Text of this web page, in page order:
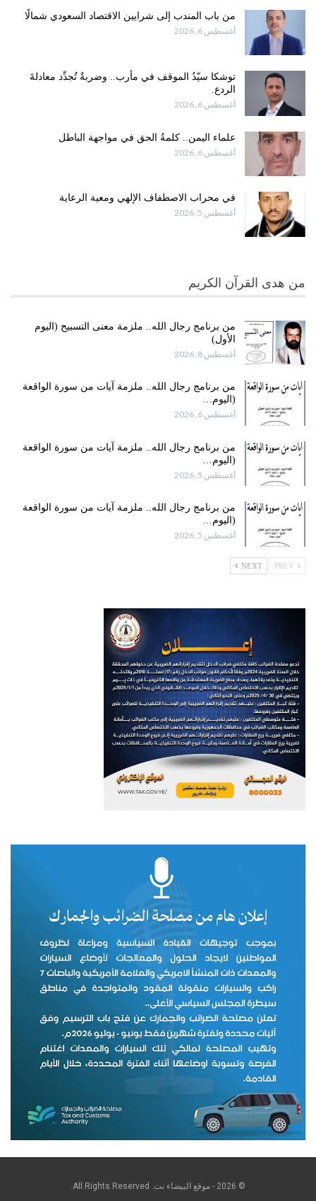
من باب المندب إلى شرايين الاقتصاد السعودي شمالًا
أغسطس 6, 2026
توشكا سيّدُ الموقف في مأرب.. وضربةٌ تُجدِّد معادلةَ
الردع.
أغسطس 6, 2026
علماء اليمن.. كلمةُ الحق في مواجهة الباطل
أغسطس 6, 2026
في محراب الاصطفاف الإلهي ومعية الرعاية
أغسطس 5, 2026
من هدى القرآن الكريم
من برنامج رجال الله.. ملزمة معنى التسبيح (اليوم
الأول)
أغسطس 8, 2026
من برنامج رجال الله.. ملزمة آيات من سورة الواقعة
(اليوم…
أغسطس 6, 2026
من برنامج رجال الله.. ملزمة آيات من سورة الواقعة
(اليوم…
أغسطس 5, 2026
من برنامج رجال الله.. ملزمة آيات من سورة الواقعة
(اليوم…
أغسطس 5, 2026
NEXT
© 2026 - موقع البيضاء نت. All Rights Reserved.